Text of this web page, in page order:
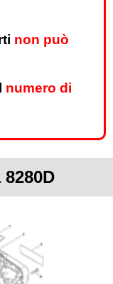
non può
numero di